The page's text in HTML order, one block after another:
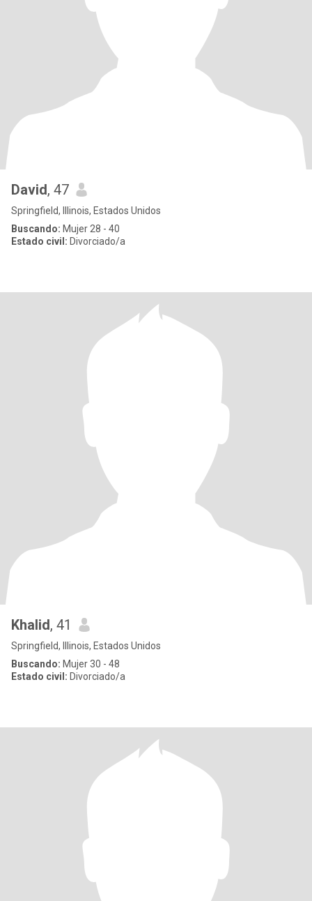
David, 47
Springfield, Illinois, Estados Unidos
Buscando: Mujer 28 - 40
Estado civil: Divorciado/a
Khalid, 41
Springfield, Illinois, Estados Unidos
Buscando: Mujer 30 - 48
Estado civil: Divorciado/a